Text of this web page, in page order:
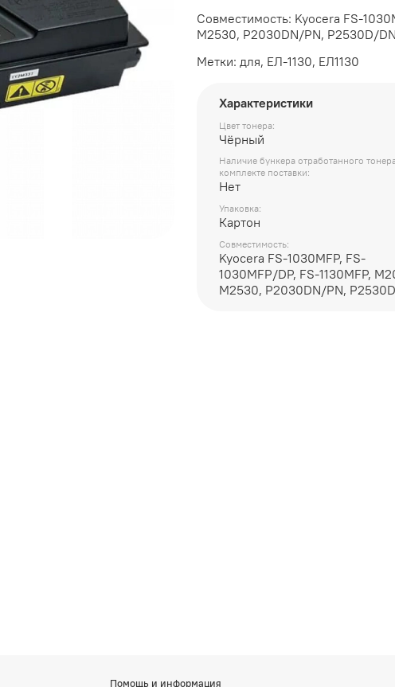
Совместимость: Kyocera FS-
M2530, P2030DN/PN, P2530D/DN
Метки: для, ЕЛ-1130, ЕЛ1130
Характеристики
Цвет тонера:
Чёрный
Наличие бункера отработанного
комплекте поставки:
Нет
Упаковка:
Картон
Совместимость:
Kyocera FS-1030MFP, FS-
1030MFP/DP, FS-1130MFP,
M2530, P2030DN/PN,
Помощь и информация